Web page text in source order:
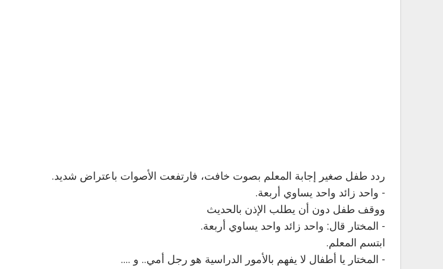
ردد طفل صغير إجابة المعلم بصوت خافت، فارتفعت الأصوات باعتراض شديد.
- واحد زائد واحد يساوي أربعة.
ووقف طفل دون أن يطلب الإذن بالحديث
- المختار قال: واحد زائد واحد يساوي أربعة.
ابتسم المعلم.
- المختار يا أطفال لا يفهم بالأمور الدراسية هو رجل أمي.. و ....